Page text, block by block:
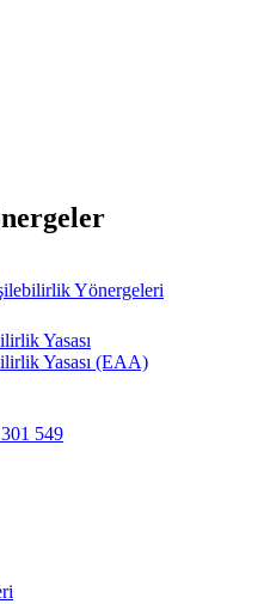
Yönergeleri
Yasası
Yasası (EAA)
549